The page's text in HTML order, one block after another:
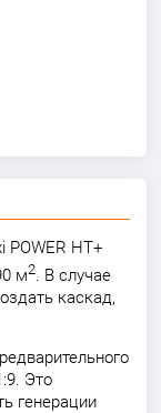
POWER HT+
м2. В случае
каскад,
Это
генерации